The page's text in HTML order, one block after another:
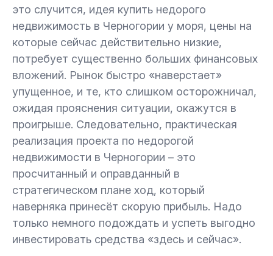
это случится, идея купить недорого
недвижимость в Черногории у моря, цены на
которые сейчас действительно низкие,
потребует существенно больших финансовых
вложений. Рынок быстро «наверстает»
упущенное, и те, кто слишком осторожничал,
ожидая прояснения ситуации, окажутся в
проигрыше. Следовательно, практическая
реализация проекта по недорогой
недвижимости в Черногории – это
просчитанный и оправданный в
стратегическом плане ход, который
наверняка принесёт скорую прибыль. Надо
только немного подождать и успеть выгодно
инвестировать средства «здесь и сейчас».